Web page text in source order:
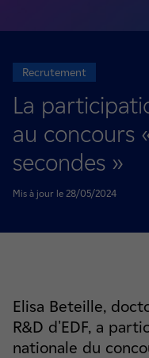
Recrutement
La
au concours
secondes »
Mis à jour le 28/05/2024
Elisa Beteille,
R&D d'EDF, a
nationale du